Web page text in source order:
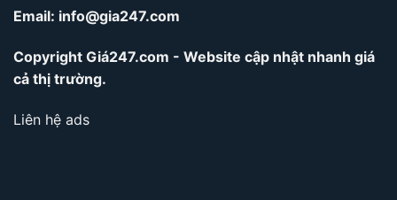
Email: info@gia247.com
Copyright Giá247.com - Website cập nhật nhanh giá
cả thị trường.
Liên hệ ads